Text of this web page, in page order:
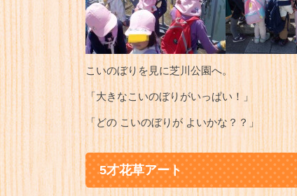
こいのぼりを見に芝川公園へ。
「大きなこいのぼりがいっぱい！」
「どの こいのぼりが よいかな？？」
5才花草アート